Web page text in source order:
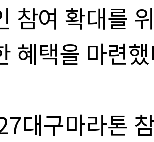
참여 확대를
혜택을 마련
대구마라톤